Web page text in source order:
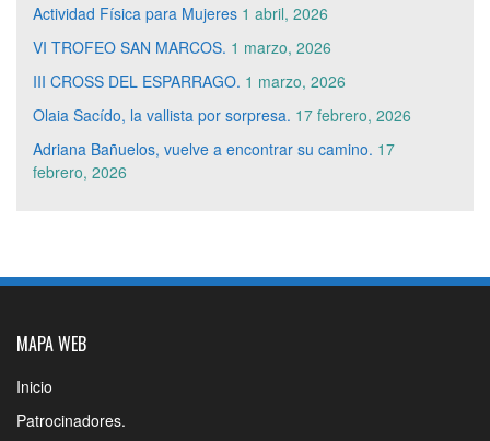
Actividad Física para Mujeres 1 abril, 2026
VI TROFEO SAN MARCOS. 1 marzo, 2026
III CROSS DEL ESPARRAGO. 1 marzo, 2026
Olaia Sacído, la vallista por sorpresa. 17 febrero, 2026
Adriana Bañuelos, vuelve a encontrar su camino. 17
febrero, 2026
MAPA WEB
Inicio
Patrocinadores.